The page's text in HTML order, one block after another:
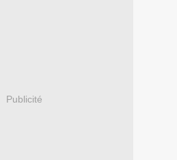
Publicité